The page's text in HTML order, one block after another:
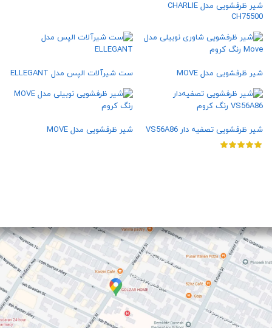
شیر ظرفشویی مدل CHARLIE
CH75500
شیر ظرفشویی مدل MOVE ست شیرآلات الپس مدل ELLEGANT
شیر ظرفشویی تصفیه‌ دار VS56A86 شیر ظرفشویی مدل MOVE